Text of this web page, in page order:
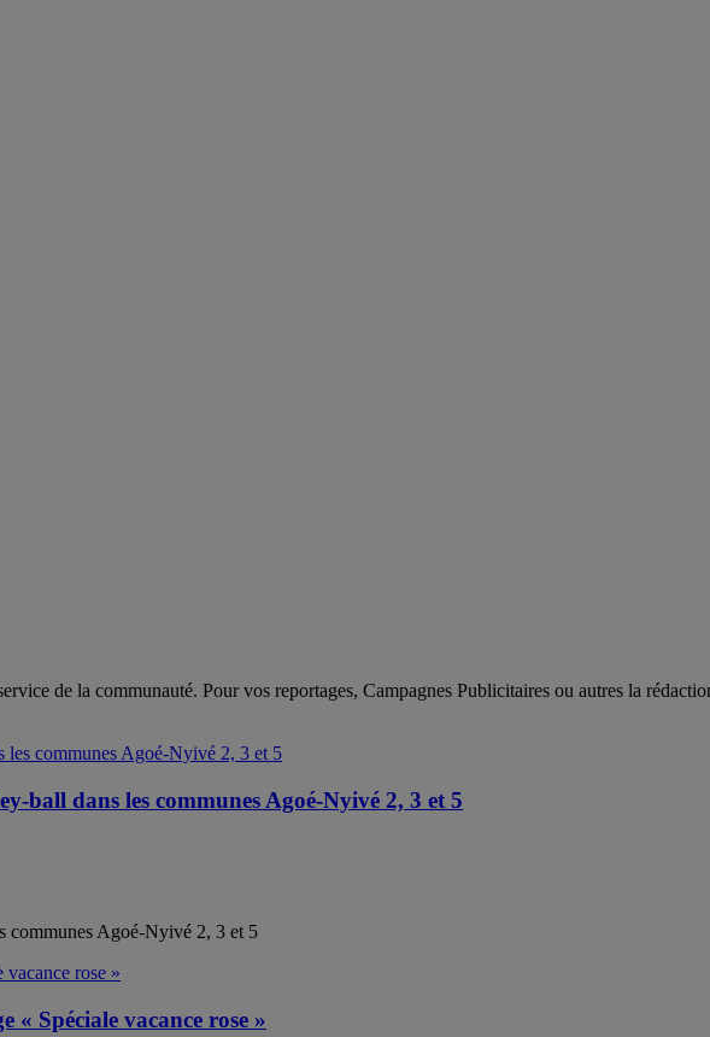
de la communauté. Pour vos reportages, Campagnes Publicitaires ou autres la
ball dans les communes Agoé-Nyivé 2, 3 et 5
communes Agoé-Nyivé 2, 3 et 5
« Spéciale vacance rose »